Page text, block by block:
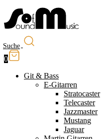
Suche
0
Git & Bass
E-Gitarren
Stratocaster
Telecaster
Jazzmaster
Mustang
Jaguar